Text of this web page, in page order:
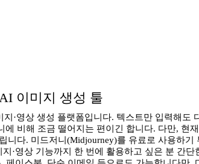
이미지 생성 툴
·영상 생성 플랫폼입니다. 텍스트만 입력해
비해 조금 떨어지는 편이긴 합니다. 다만,
다. 미드저니(Midjourney)를 유료로 사용하
·영상 기능까지 한 번에 활용하고 싶은 분 간